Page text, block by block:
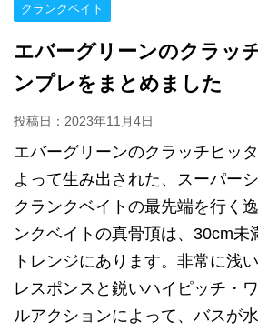
クランクベイト
エバーグリーンのクラッ
ンプレをまとめました
投稿日： 2023年11月4日
エバーグリーンのクラッチヒッ
よって生み出された、スーパー
クランクベイトの最先端を行く
ンクベイトの真骨頂は、30cm未
トレンジにあります。非常に浅
レスポンスと鋭いハイピッチ・
ルアクションによって、バスが